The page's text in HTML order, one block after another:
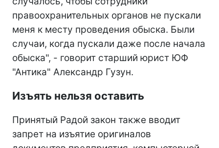
правоохранительных органов не пускали
меня к месту проведения обыска. Были
случаи, когда пускали даже после начала
обыска", - говорит старший юрист ЮФ
"Антика" Александр Гузун.
Изъять нельзя оставить
Принятый Радой закон также вводит
запрет на изъятие оригиналов